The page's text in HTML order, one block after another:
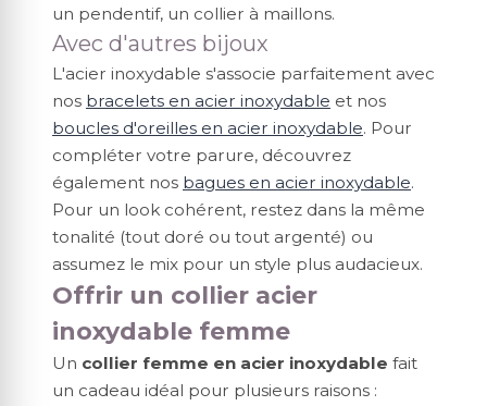
un pendentif, un collier à maillons.
Avec d'autres bijoux
L'acier inoxydable s'associe parfaitement avec
nos bracelets en acier inoxydable et nos
boucles d'oreilles en acier inoxydable. Pour
compléter votre parure, découvrez
également nos bagues en acier inoxydable.
Pour un look cohérent, restez dans la même
tonalité (tout doré ou tout argenté) ou
assumez le mix pour un style plus audacieux.
Offrir un collier acier
inoxydable femme
Un collier femme en acier inoxydable fait
un cadeau idéal pour plusieurs raisons :